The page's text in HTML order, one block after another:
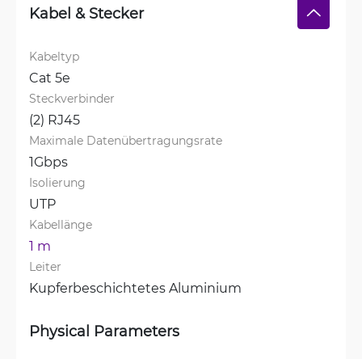
Kabel & Stecker
Kabeltyp
Cat 5e
Steckverbinder
(2) RJ45
Maximale Datenübertragungsrate
1Gbps
Isolierung
UTP
Kabellänge
1 m
Leiter
Kupferbeschichtetes Aluminium
Physical Parameters